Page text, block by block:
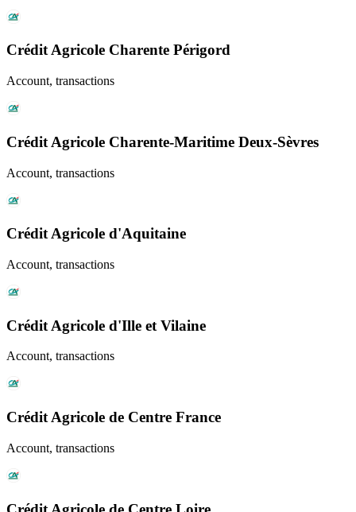
Crédit Agricole Charente Périgord
Account, transactions
Crédit Agricole Charente-Maritime Deux-Sèvres
Account, transactions
Crédit Agricole d'Aquitaine
Account, transactions
Crédit Agricole d'Ille et Vilaine
Account, transactions
Crédit Agricole de Centre France
Account, transactions